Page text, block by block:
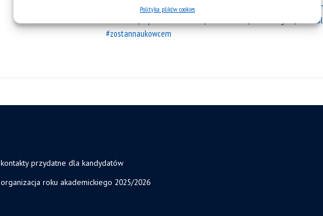
Polityka plików cookies
#fizyka_medyczna #kartkazkalendarza
#zostannaukowcem
kontakty przydatne dla kandydatów
organizacja roku akademickiego 2025/2026